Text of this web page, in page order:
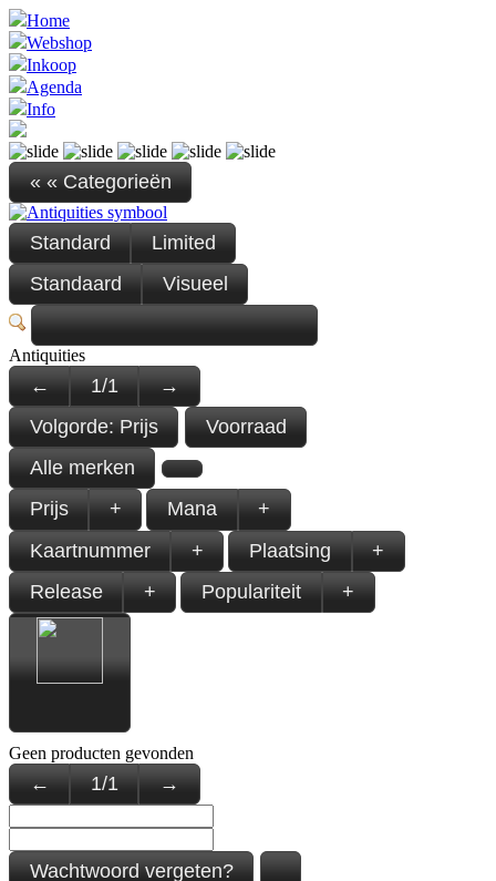
Home
Webshop
Inkoop
Agenda
Info
« « Categorieën
Standard
Limited
Standaard
Visueel
Antiquities
← 1/1
→
Volgorde: Prijs
Voorraad
Alle merken
Prijs
+ Mana
+
Kaartnummer
+ Plaatsing
+
Release
+ Populariteit +
Geen producten gevonden
← 1/1 →
Wachtwoord vergeten?